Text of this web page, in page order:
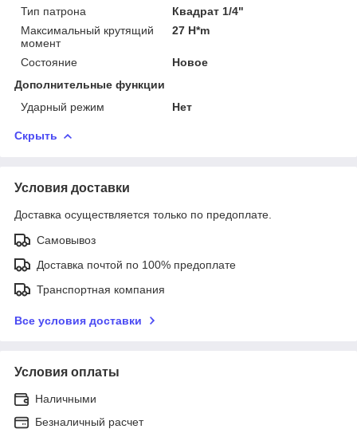
Тип патрона
Квадрат 1/4"
Максимальный крутящий
момент
27 H*m
Состояние
Новое
Дополнительные функции
Ударный режим
Нет
Скрыть
Условия доставки
Доставка осуществляется только по предоплате.
Самовывоз
Доставка почтой по 100% предоплате
Транспортная компания
Все условия доставки
Условия оплаты
Наличными
Безналичный расчет